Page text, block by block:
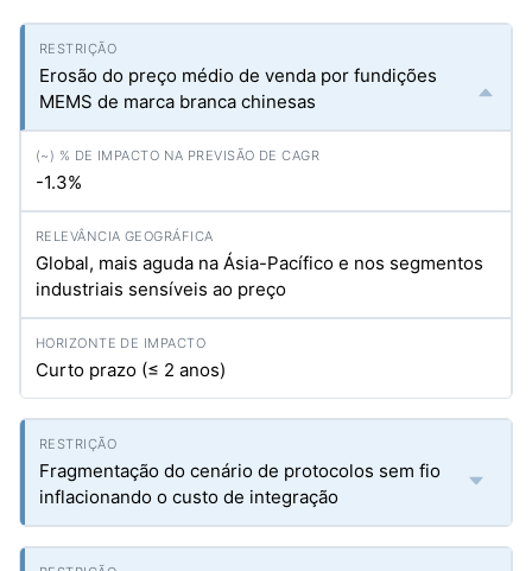
Erosão do preço médio de venda por fundições
MEMS de marca branca chinesas
-1.3%
Global, mais aguda na Ásia-Pacífico e nos segmentos
industriais sensíveis ao preço
Curto prazo (≤ 2 anos)
Fragmentação do cenário de protocolos sem fio
inflacionando o custo de integração